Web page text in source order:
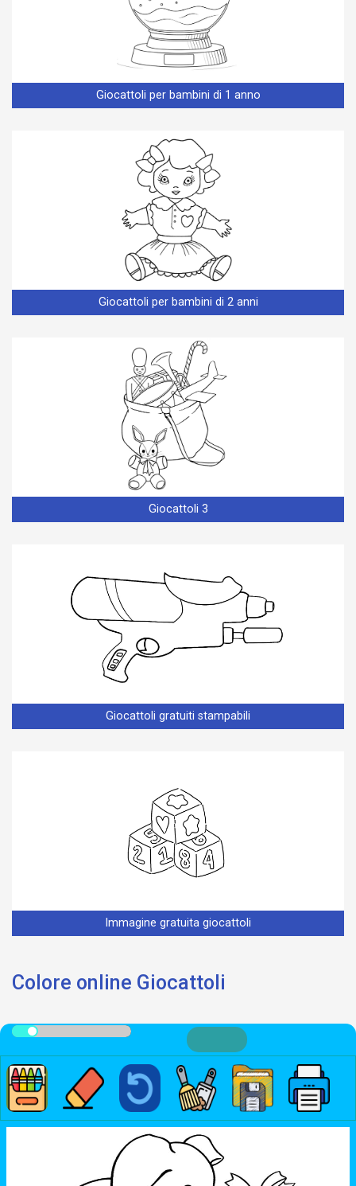
Giocattoli per bambini di 1 anno
Giocattoli per bambini di 2 anni
Giocattoli 3
Giocattoli gratuiti stampabili
Immagine gratuita giocattoli
Colore online Giocattoli